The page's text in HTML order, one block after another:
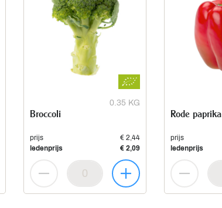
0.35 KG
Broccoli
prijs
€ 2,44
ledenprijs
€ 2,09
Rode paprika
prijs
ledenprijs